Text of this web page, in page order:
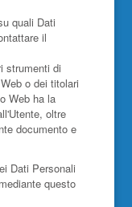
quali Dati
il
strumenti di
o dei titolari
Web ha la
oltre
documento e
Dati Personali
questo